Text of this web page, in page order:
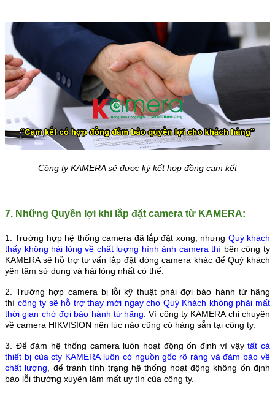
Công ty KAMERA sẽ được ký kết hợp đồng cam kết
7. Những Quyền lợi khi lắp đặt camera từ KAMERA:
1. Trường hợp hệ thống camera đã lắp đặt xong, nhưng Quý khách
thấy không hài lòng về chất lượng hình ảnh camerathì bên công ty
KAMERA sẽ hỗ trợ tư vấn lắp đặt dòng camera khác để Quý khách
yên tâm sử dụng và hài lòng nhất có thể.
2. Trường hợp camera bị lỗi kỹ thuật phải đợi bảo hành từ hãng
thì công ty sẽ hỗ trợ thay mới ngay cho Quý Khách không phải mất
thời gian chờ đợi bảo hành từ hãng. Vì công ty KAMERA chỉ chuyên
về camera HIKVISION nên lúc nào cũng có hàng sẵn tại công ty.
3. Để đảm hệ thống camera luôn hoạt động ổn định vì vậytất cả
thiết bị của cty KAMERA luôn có nguồn gốc rõ ràng và đảm bảo về
chất lượng, để tránh tình trạng hệ thống hoạt động không ổn định
báo lỗi thường xuyên làm mất uy tín của công ty.